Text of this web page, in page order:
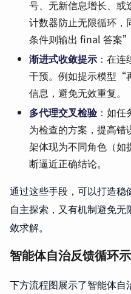
号、无新信息增长、或
计数器防止无限循环
条件则输出 final 答案”
渐进式收敛提示 ：在
干预。例如提示模型“
信息，避免无效重复。
多代理交叉检验：如任
为检查的方案，提高
架体现为不同角色（如
断逼近正确结论。
通过这些手段，可以打造
自主探索，又有机制避免
敛求解。
智能体自治反馈循环
下方流程图展示了智能体